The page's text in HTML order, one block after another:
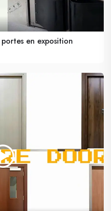
en exposition